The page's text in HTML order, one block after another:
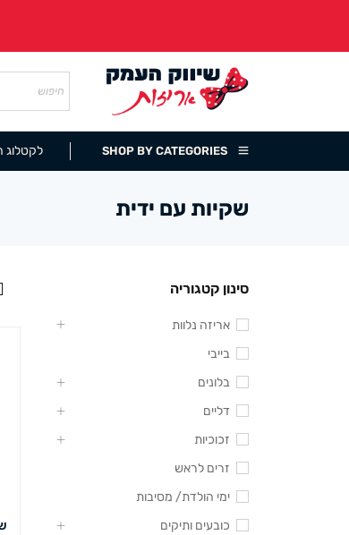
SHOP BY CATEGORIES לקטלוג
שקיות עם ידית
סינון קטגוריה
אריזה נלוות
בייבי
בלונים
דליים
זכוכיות
זרים לראש
ימי הולדת/ מסיבות
כובעים ותיקים